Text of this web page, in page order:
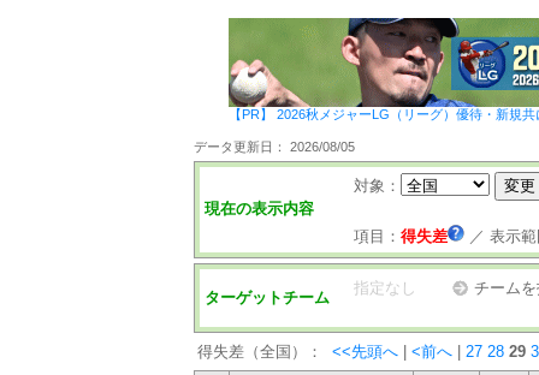
【PR】 2026秋メジャーLG（リーグ）優待・新規
データ更新日： 2026/08/05
現在の表示内容
対象：
項目： 得失差 ／ 表示
ターゲットチーム
指定なし チーム
得失差（全国）： <<先頭へ <前へ 27 28 29